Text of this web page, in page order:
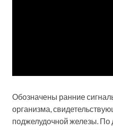
Обозначены ранние
организма,
поджелудочной железы. По